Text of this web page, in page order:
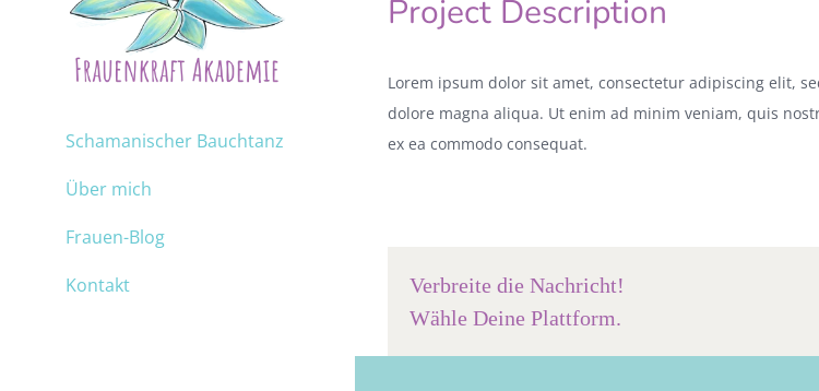
Schamanischer Bauchtanz
Über mich
Frauen-Blog
Kontakt
Project Description
Lorem ipsum dolor sit amet, consectetur adipiscing elit,
dolore magna aliqua. Ut enim ad minim veniam, quis
ex ea commodo consequat.
Verbreite die Nachricht!
Wähle Deine Plattform.